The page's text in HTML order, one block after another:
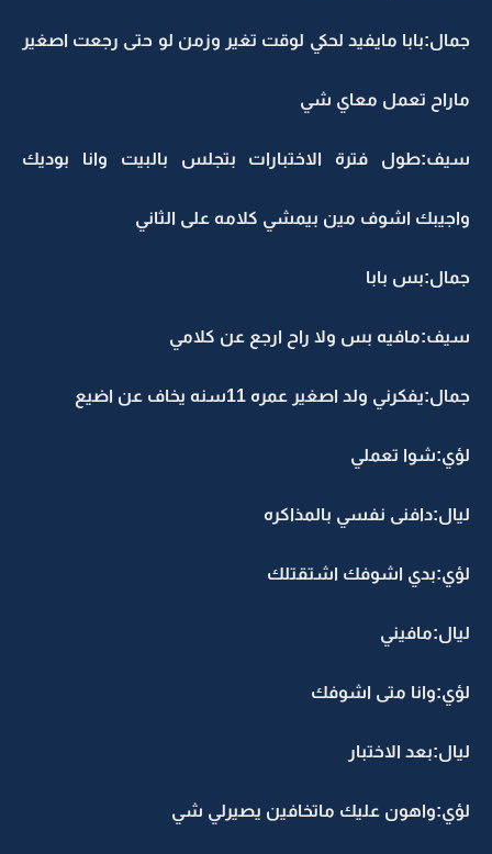
جمال:بابا مايفيد لحكي لوقت تغير وزمن لو حتى رجعت اصغير
ماراح تعمل معاي شي
سيف:طول فترة الاختبارات بتجلس بالبيت وانا بوديك
واجيبك اشوف مين بيمشي كلامه على الثاني
جمال:بس بابا
سيف:مافيه بس ولا راح ارجع عن كلامي
جمال:يفكرني ولد اصغير عمره 11سنه يخاف عن اضيع
لؤي:شوا تعملي
ليال:دافنى نفسي بالمذاكره
لؤي:بدي اشوفك اشتقتلك
ليال:مافيني
لؤي:وانا متى اشوفك
ليال:بعد الاختبار
لؤي:واهون عليك ماتخافين يصيرلي شي